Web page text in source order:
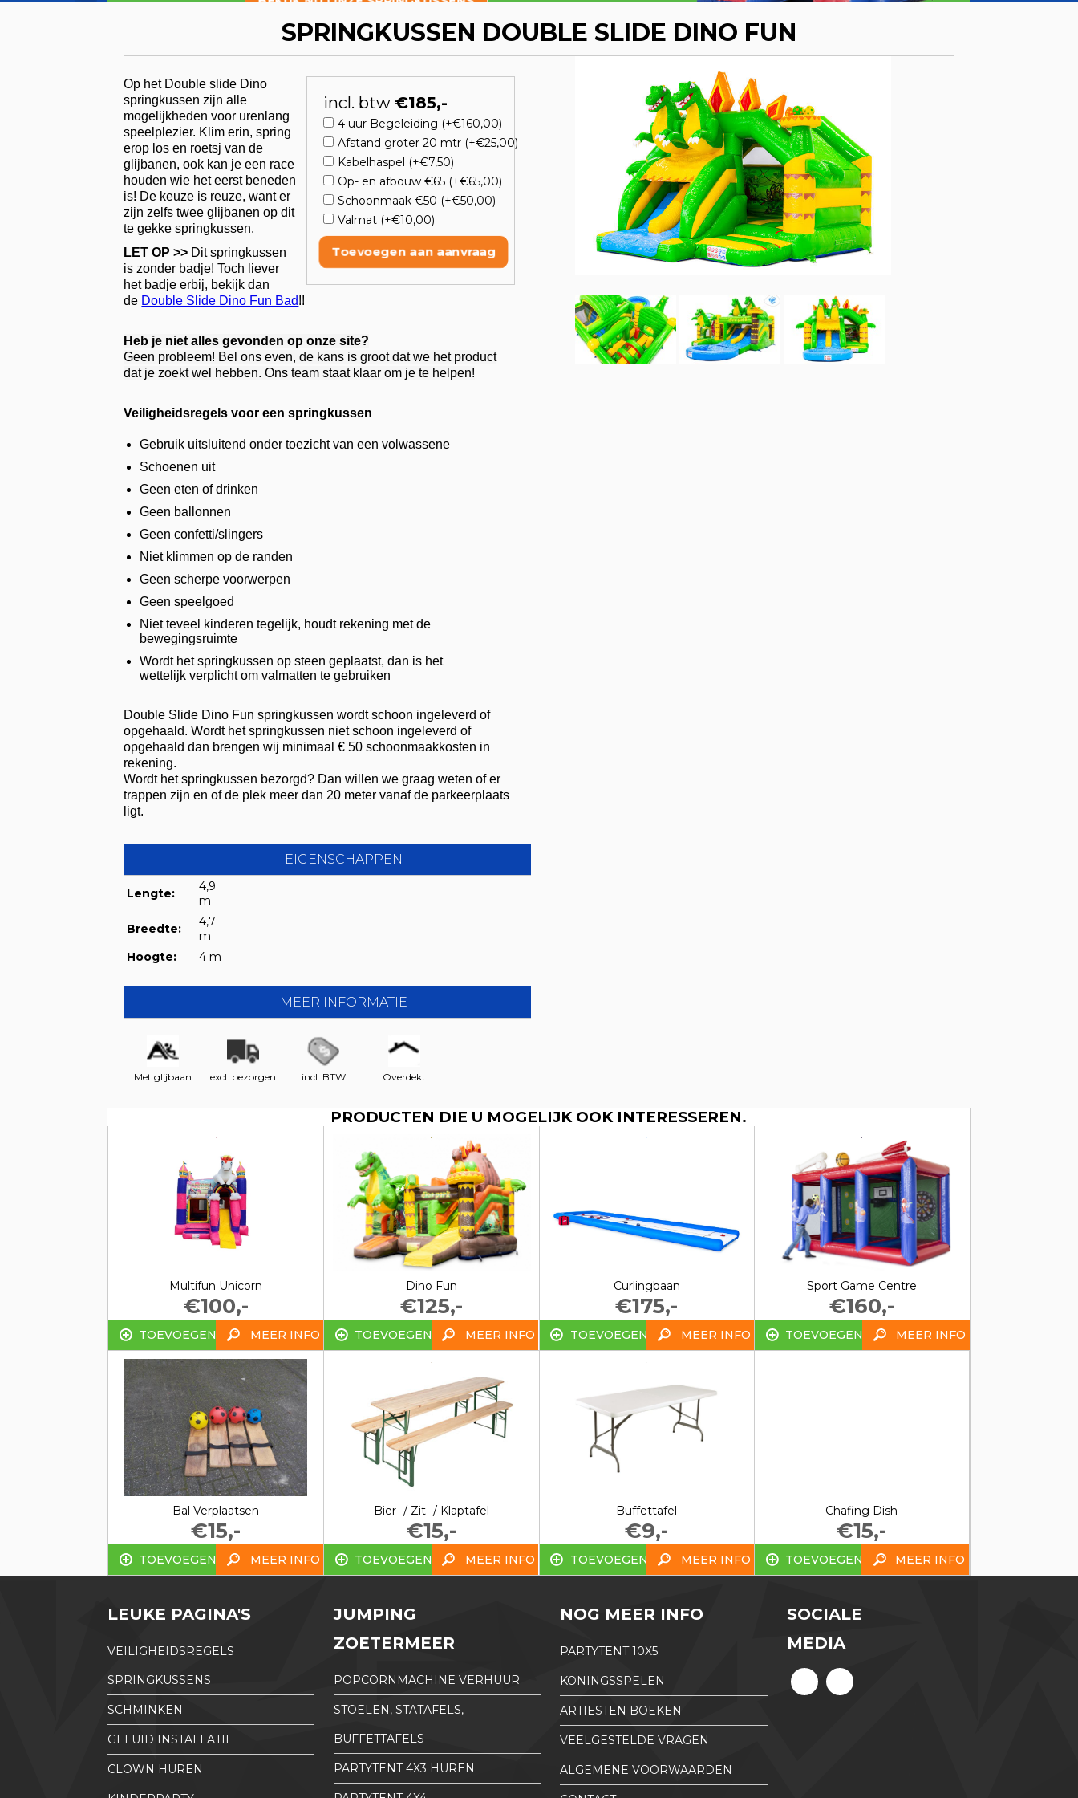
SPRINGKUSSEN DOUBLE SLIDE DINO FUN
incl. btw €185,-
4 uur Begeleiding (+€160,00)
Afstand groter 20 mtr (+€25,00)
Kabelhaspel (+€7,50)
Op- en afbouw €65 (+€65,00)
Schoonmaak €50 (+€50,00)
Valmat (+€10,00)
Toevoegen aan aanvraag
Op het Double slide Dino
springkussen zijn alle
mogelijkheden voor urenlang
speelplezier. Klim erin, spring
erop los en roetsj van de
glijbanen, ook kan je een race
houden wie het eerst beneden
is! De keuze is reuze, want er
zijn zelfs twee glijbanen op dit
te gekke springkussen.
LET OP >> Dit springkussen
is zonder badje! Toch liever
het badje erbij, bekijk dan
de Double Slide Dino Fun Bad!!
Heb je niet alles gevonden op onze site?
Geen probleem! Bel ons even, de kans is groot dat we het product
dat je zoekt wel hebben. Ons team staat klaar om je te helpen!
Veiligheidsregels voor een springkussen
Gebruik uitsluitend onder toezicht van een volwassene
Schoenen uit
Geen eten of drinken
Geen ballonnen
Geen confetti/slingers
Niet klimmen op de randen
Geen scherpe voorwerpen
Geen speelgoed
Niet teveel kinderen tegelijk, houdt rekening met de
bewegingsruimte
Wordt het springkussen op steen geplaatst, dan is het
wettelijk verplicht om valmatten te gebruiken
Double Slide Dino Fun springkussen wordt schoon ingeleverd of
opgehaald. Wordt het springkussen niet schoon ingeleverd of
opgehaald dan brengen wij minimaal € 50 schoonmaakkosten in
rekening.
Wordt het springkussen bezorgd? Dan willen we graag weten of er
trappen zijn en of de plek meer dan 20 meter vanaf de parkeerplaats
ligt.
EIGENSCHAPPEN
Lengte:
4,9
m
Breedte:
4,7
m
Hoogte:
4 m
MEER INFORMATIE
Met glijbaan excl. bezorgen incl. BTW Overdekt
PRODUCTEN DIE U MOGELIJK OOK INTERESSEREN.
Multifun Unicorn
€100,-
TOEVOEGEN MEER INFO
Dino Fun
€125,-
TOEVOEGEN MEER INFO
Curlingbaan
€175,-
TOEVOEGEN MEER INFO
Sport Game Centre
€160,-
TOEVOEGEN MEER INFO
Bal Verplaatsen
€15,-
TOEVOEGEN MEER INFO
Bier- / Zit- / Klaptafel
€15,-
TOEVOEGEN MEER INFO
Buffettafel
€9,-
TOEVOEGEN MEER INFO
Chafing Dish
€15,-
TOEVOEGEN MEER INFO
LEUKE PAGINA'S
VEILIGHEIDSREGELS
SPRINGKUSSENS
SCHMINKEN
GELUID INSTALLATIE
CLOWN HUREN
JUMPING
ZOETERMEER
POPCORNMACHINE VERHUUR
STOELEN, STATAFELS,
BUFFETTAFELS
PARTYTENT 4X3 HUREN
NOG MEER INFO
PARTYTENT 10X5
KONINGSSPELEN
ARTIESTEN BOEKEN
VEELGESTELDE VRAGEN
ALGEMENE VOORWAARDEN
SOCIALE
MEDIA